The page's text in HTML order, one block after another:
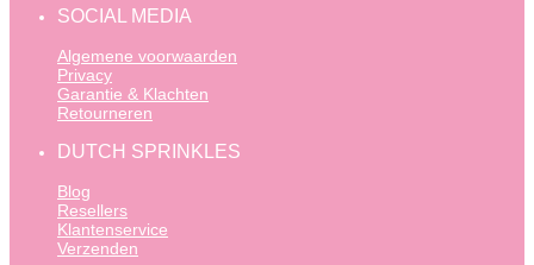
SOCIAL MEDIA
Algemene voorwaarden
Privacy
Garantie & Klachten
Retourneren
DUTCH SPRINKLES
Blog
Resellers
Klantenservice
Verzenden